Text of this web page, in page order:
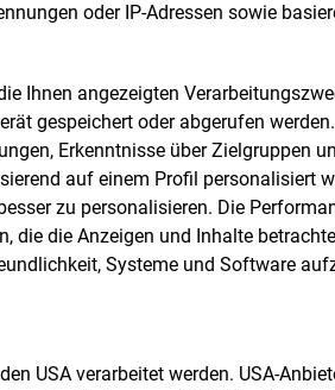
oder IP-Adressen sowie
Ihnen angezeigten
gespeichert oder abgerufen werden.
Erkenntnisse über Zielgruppen
auf einem Profil personalisiert
zu personalisieren. Die
die die Anzeigen und Inhalte
Systeme und Software
USA verarbeitet werden. USA-
lesen?
Login für Kunden